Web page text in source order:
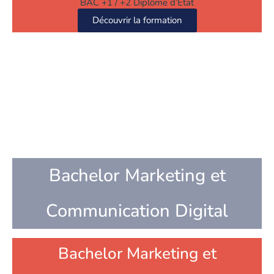
BAC +1 / +2 Diplôme d’État
Découvrir la formation
Bachelor Marketing et
Communication Digital
Bachelor Marketing et